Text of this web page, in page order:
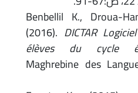
Benbellil K., Droua-
(2016).DICTAR
élèves du cycle
Maghrebine des